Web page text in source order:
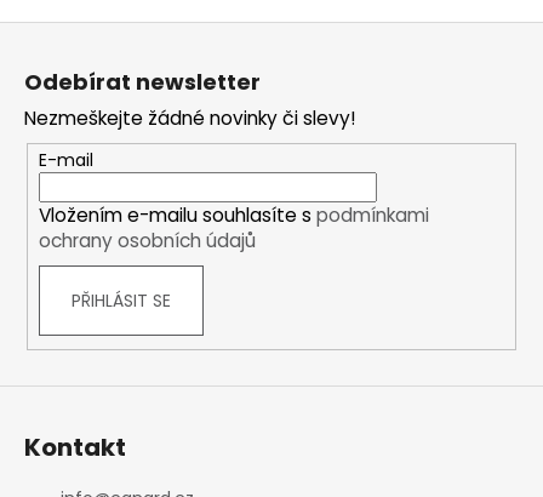
Z
Odebírat newsletter
Nezmeškejte žádné novinky či slevy!
E-mail
Vložením e-mailu souhlasíte s podmínkami
ochrany osobních údajů
PŘIHLÁSIT SE
Kontakt